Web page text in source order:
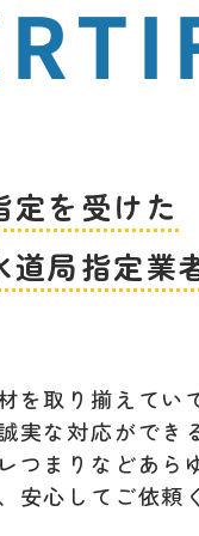
定を受けた
局指定業
を取り揃えてい
実な対応ができ
つまりなどあら
安心してご依頼